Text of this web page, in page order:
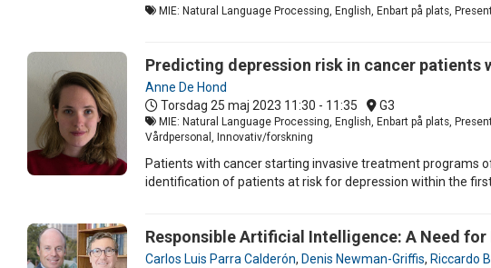
MIE: Natural Language Processing, English, Enbart på plats,
Predicting depression risk in cancer patients
Anne De Hond
Torsdag 25 maj 2023 11:30 - 11:35 G3
MIE: Natural Language Processing, English, Enbart på plats,
Vårdpersonal, Innovativ/forskning
Patients with cancer starting invasive treatment programs
identification of patients at risk for depression within the
Responsible Artificial Intelligence: A Need
Carlos Luis Parra Calderón, Denis Newman-Griffis, Riccardo